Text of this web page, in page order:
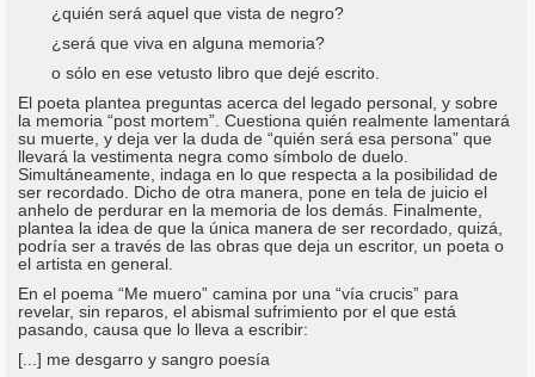
¿quién será aquel que vista de negro?
¿será que viva en alguna memoria?
o sólo en ese vetusto libro que dejé escrito.
El poeta plantea preguntas acerca del legado personal, y sobre
la memoria “post mortem”. Cuestiona quién realmente lamentará
su muerte, y deja ver la duda de “quién será esa persona” que
llevará la vestimenta negra como símbolo de duelo.
Simultáneamente, indaga en lo que respecta a la posibilidad de
ser recordado. Dicho de otra manera, pone en tela de juicio el
anhelo de perdurar en la memoria de los demás. Finalmente,
plantea la idea de que la única manera de ser recordado, quizá,
podría ser a través de las obras que deja un escritor, un poeta o
el artista en general.
En el poema “Me muero” camina por una “vía crucis” para
revelar, sin reparos, el abismal sufrimiento por el que está
pasando, causa que lo lleva a escribir:
[...] me desgarro y sangro poesía